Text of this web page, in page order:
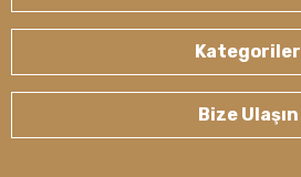
Kategoriler
Bize Ulaşın